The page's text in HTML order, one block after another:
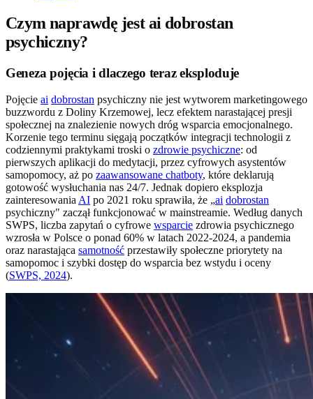
Czym naprawdę jest ai dobrostan
psychiczny?
Geneza pojęcia i dlaczego teraz eksploduje
Pojęcie ai dobrostan psychiczny nie jest wytworem marketingowego
buzzwordu z Doliny Krzemowej, lecz efektem narastającej presji
społecznej na znalezienie nowych dróg wsparcia emocjonalnego.
Korzenie tego terminu sięgają początków integracji technologii z
codziennymi praktykami troski o zdrowie psychiczne: od
pierwszych aplikacji do medytacji, przez cyfrowych asystentów
samopomocy, aż po zaawansowane chatboty, które deklarują
gotowość wysłuchania nas 24/7. Jednak dopiero eksplozja
zainteresowania AI po 2021 roku sprawiła, że „ai dobrostan
psychiczny" zaczął funkcjonować w mainstreamie. Według danych
SWPS, liczba zapytań o cyfrowe wsparcie zdrowia psychicznego
wzrosła w Polsce o ponad 60% w latach 2022-2024, a pandemia
oraz narastająca samotność przestawiły społeczne priorytety na
samopomoc i szybki dostęp do wsparcia bez wstydu i oceny
(SWPS, 2024).